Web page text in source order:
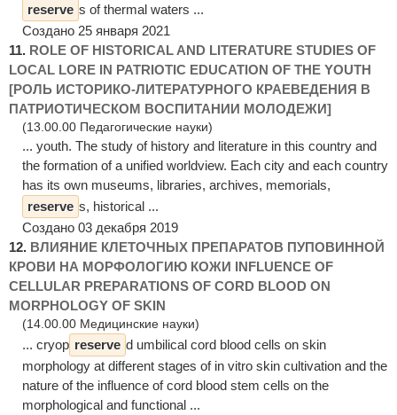
reserve s of thermal waters ...
Создано 25 января 2021
11. ROLE OF HISTORICAL AND LITERATURE STUDIES OF
LOCAL LORE IN PATRIOTIC EDUCATION OF THE YOUTH
[РОЛЬ ИСТОРИКО-ЛИТЕРАТУРНОГО КРАЕВЕДЕНИЯ В
ПАТРИОТИЧЕСКОМ ВОСПИТАНИИ МОЛОДЕЖИ]
(13.00.00 Педагогические науки)
... youth. The study of history and literature in this country and
the formation of a unified worldview. Each city and each country
has its own museums, libraries, archives, memorials,
reserve s, historical ...
Создано 03 декабря 2019
12. ВЛИЯНИЕ КЛЕТОЧНЫХ ПРЕПАРАТОВ ПУПОВИННОЙ
КРОВИ НА МОРФОЛОГИЮ КОЖИ INFLUENCE OF
CELLULAR PREPARATIONS OF CORD BLOOD ON
MORPHOLOGY OF SKIN
(14.00.00 Медицинские науки)
... cryop reserve d umbilical cord blood cells on skin
morphology at different stages of in vitro skin cultivation and the
nature of the influence of cord blood stem cells on the
morphological and functional ...